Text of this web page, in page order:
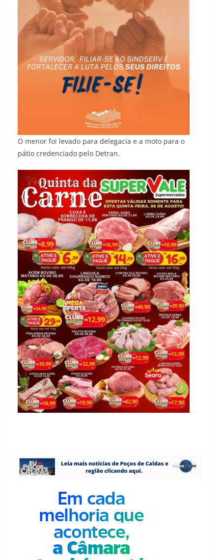
O menor foi levado para delegacia e a moto para o
pátio credenciado pelo Detran.